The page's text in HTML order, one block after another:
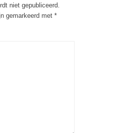
niet gepubliceerd.
gemarkeerd met *